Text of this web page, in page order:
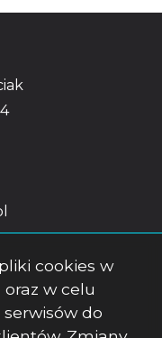
cookies w
w celu
do